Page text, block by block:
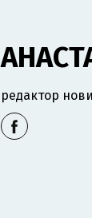
редактор